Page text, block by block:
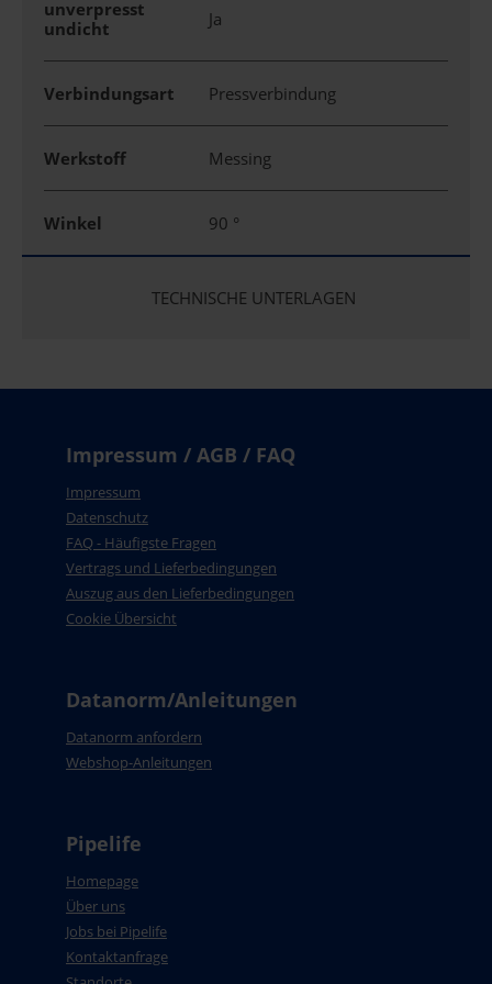
unverpresst
undicht
Ja
Verbindungsart Pressverbindung
Werkstoff Messing
Winkel 90 °
TECHNISCHE UNTERLAGEN
Impressum / AGB / FAQ
Impressum
Datenschutz
FAQ - Häufigste Fragen
Vertrags und Lieferbedingungen
Auszug aus den Lieferbedingungen
Cookie Übersicht
Datanorm/Anleitungen
Datanorm anfordern
Webshop-Anleitungen
Pipelife
Homepage
Über uns
Jobs bei Pipelife
Kontaktanfrage